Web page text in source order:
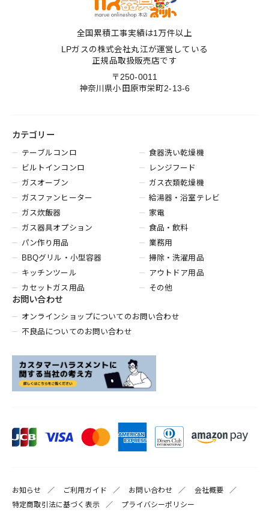
全国累積工事実績は1万件以上
LPガスの株式会社丸江が運営している
正規品取扱販売店です
〒250-0011
神奈川県小田原市栄町2-13-6
カテゴリー
テーブルコンロ
ビルトインコンロ
ガスオーブン
ガスファンヒーター
ガス炊飯器
ガス器具オプション
パン作り用品
BBQグリル・小型容器
キッチンツール
カセットガス用品
食器洗い乾燥機
レンジフード
ガス衣類乾燥機
給湯器・浴室テレビ
家電
食品・飲料
業務用
掃除・洗濯用品
アウトドア用品
その他
お問い合わせ
オンラインショップについてのお問い合わせ
不良品についてのお問い合わせ
お知らせ ご利用ガイド お問い合わせ
会社概要
特定商取引法に基づく表示
プライバシーポリシー